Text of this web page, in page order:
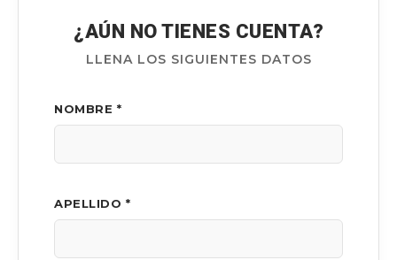
¿AÚN NO TIENES CUENTA?
LLENA LOS SIGUIENTES DATOS
NOMBRE *
APELLIDO *